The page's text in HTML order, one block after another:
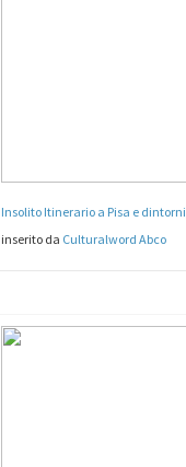
Insolito Itinerario a Pisa e dintorni
inserito da Culturalword Abco